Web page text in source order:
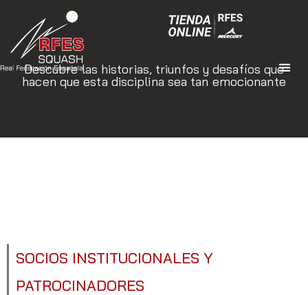
Descubre las historias, triunfos y desafíos que
hacen que esta disciplina sea tan emocionante
SOCIOS INSTITUCIONALES Y
PATROCINADORES